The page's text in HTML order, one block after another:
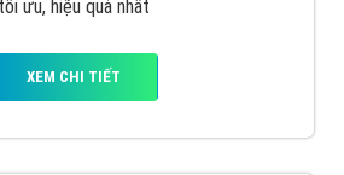
tối ưu, hiệu quả nhất
XEM CHI TIẾT